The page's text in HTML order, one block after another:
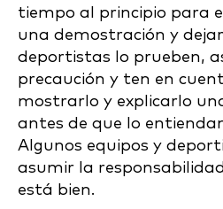
tiempo al principio para
una demostración y
deportistas lo prueben,
precaución y ten en
mostrarlo y explicarlo
antes de que lo
Algunos equipos y
asumir la
está bien.